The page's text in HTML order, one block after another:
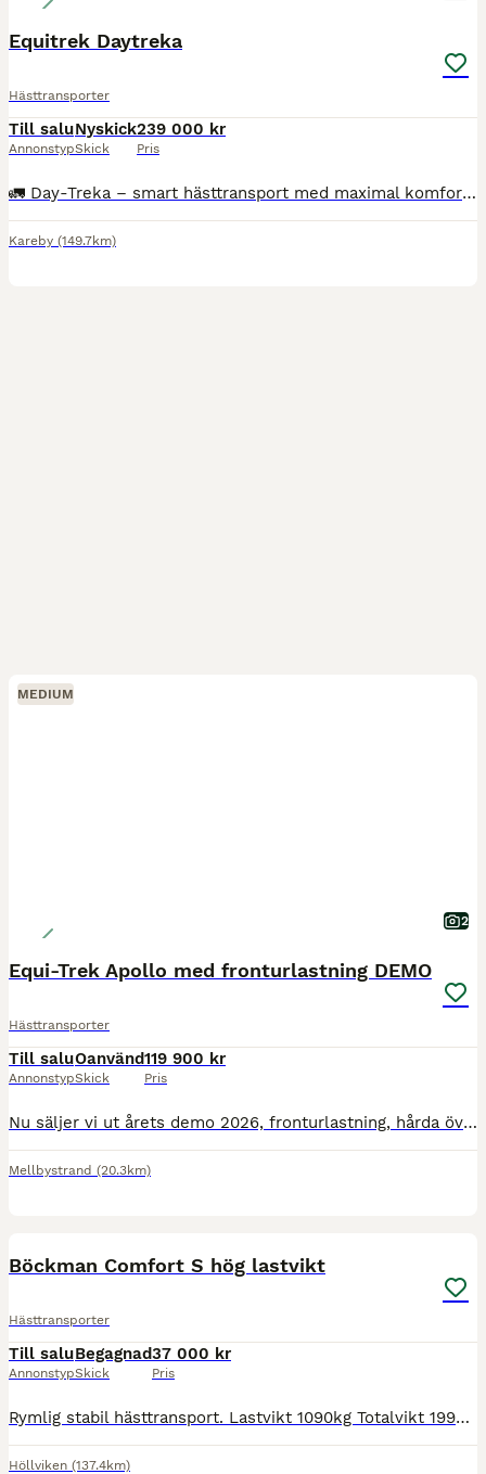
Equitrek Daytreka
Hästtransporter
Till salu
Annonstyp
Nyskick
Skick
239 000 kr
Pris
🚛 Day-Treka – smart hästtransport med maximal komfort! Letar du efter en smidig, säker och välplanerad dagstrailer? Då är Day-Treka rätt val. ✅ Bakåtvänd transport – tryggare resa för hästen ✅ Ryml
Kareby (149.7km)
MEDIUM
2
Equi-Trek Apollo med fronturlastning DEMO
Hästtransporter
Till salu
Annonstyp
Oanvänd
Skick
119 900 kr
Pris
Nu säljer vi ut årets demo 2026, fronturlastning, hårda överluckor och öppningsbara fönster. Extra bred och extra hög. Tjänstevikt 860 kg (går att få på annan vikt Totalvikt 1300-2600 kg Leasing,
Mellbystrand (20.3km)
Böckman Comfort S hög lastvikt
Hästtransporter
Till salu
Annonstyp
Begagnad
Skick
37 000 kr
Pris
Rymlig stabil hästtransport. Lastvikt 1090kg Totalvikt 1990kg Årsmodell 2007 Besiktning 202704 Aluminiumgolv 3 bomlägen 2 öppningsbara fonster Fina åretom däck Sadelkammare Krubba Ring, skriv ell
Höllviken (137.4km)